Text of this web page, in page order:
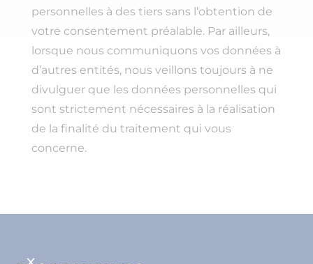
personnelles à des tiers sans l’obtention de
votre consentement préalable. Par ailleurs,
lorsque nous communiquons vos données à
d’autres entités, nous veillons toujours à ne
divulguer que les données personnelles qui
sont strictement nécessaires à la réalisation
de la finalité du traitement qui vous
concerne.